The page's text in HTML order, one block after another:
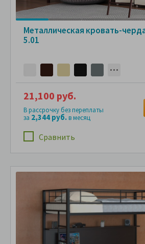
Металлическая кровать-
5.01
Сравнить
21,100 руб.
В рассрочку без переплаты
за 2,344 руб.в месяц